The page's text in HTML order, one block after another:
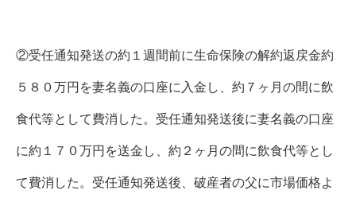
②受任通知発送の約１週間前に生命保険の解約返戻金約
５８０万円を妻名義の口座に入金し、約７ヶ月の間に飲
食代等として費消した。受任通知発送後に妻名義の口座
に約１７０万円を送金し、約２ヶ月の間に飲食代等とし
て費消した。受任通知発送後、破産者の父に市場価格よ